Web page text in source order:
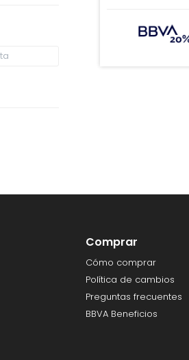
Comprar
Cómo comprar
Política de cambios
Preguntas frecuentes
BBVA Beneficios